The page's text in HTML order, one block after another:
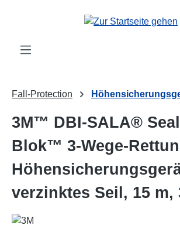
Zum Hauptinhalt springen
Fall-Protection
3M™ DBI-SALA®
Blok™ 3-Wege-
verzinktes Seil, 15 m,